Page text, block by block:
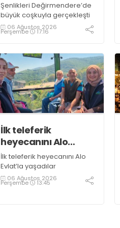
Şenlikleri Değirmendere’de
büyük coşkuyla gerçekleşti
06 Ağustos 2026
Perşembe 17:16
İlk teleferik
heyecanını Alo
Evlat’la yaşadılar
İlk teleferik heyecanını Alo
Evlat’la yaşadılar
06 Ağustos 2026
Perşembe 13:45